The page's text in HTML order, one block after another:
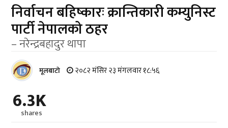
निर्वाचन बहिष्कारः क्रान्तिकारी कम्युनिस्ट
पार्टी नेपालको ठहर
– नरेन्द्रबहादुर थापा
मूलबाटाे २०८२ मंसिर २३ मंगलवार १८:५६
6.3K
shares